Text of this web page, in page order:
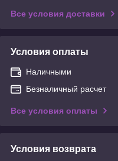
Все условия доставки
Условия оплаты
Наличными
Безналичный расчет
Все условия оплаты
Условия возврата